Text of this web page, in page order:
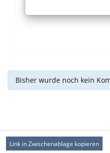
Bisher wurde noch kein
Link in Zwischenablage kopieren